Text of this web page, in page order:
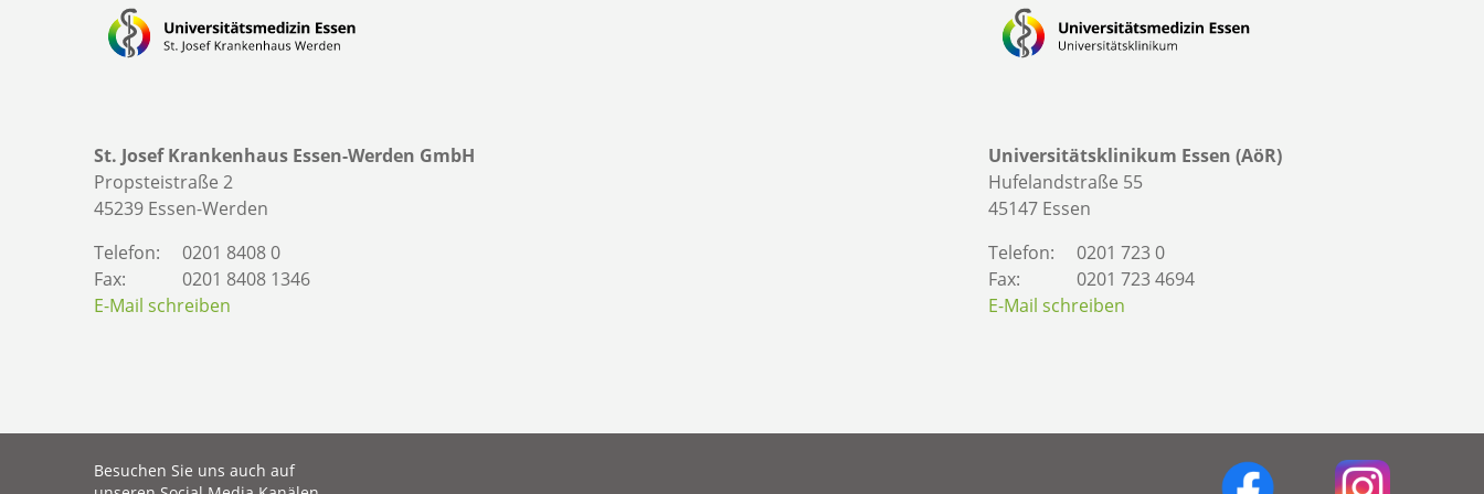
St. Josef Krankenhaus Essen-Werden GmbH
Propsteistraße 2
45239 Essen-Werden
Telefon:
0201 8408 0
Fax:
0201 8408 1346
E-Mail schreiben
Universitätsklinikum Essen (AöR)
Hufelandstraße 55
45147 Essen
Telefon:
0201 723 0
Fax:
0201 723 4694
E-Mail schreiben
Besuchen Sie uns auch auf